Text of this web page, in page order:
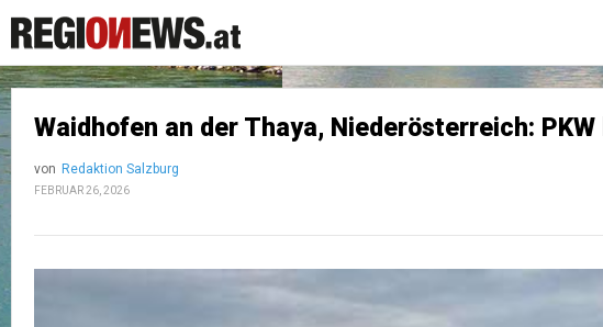
Waidhofen an der Thaya, Niederösterreich:
von Redaktion Salzburg
FEBRUAR 26, 2026